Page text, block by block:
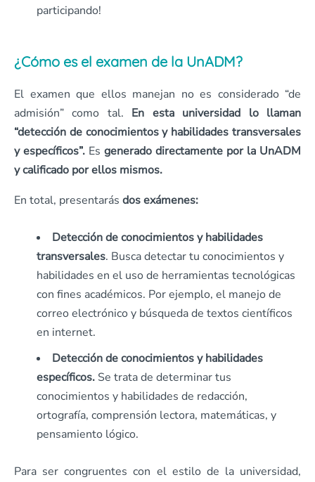
participando!
¿Cómo es el examen de la UnADM?
El examen que ellos manejan no es considerado “de
admisión” como tal. En esta universidad lo llaman
“detección de conocimientos y habilidades transversales
y específicos”. Es generado directamente por la UnADM
y calificado por ellos mismos.
En total, presentarás dos exámenes:
Detección de conocimientos y habilidades
transversales. Busca detectar tu conocimientos y
habilidades en el uso de herramientas tecnológicas
con fines académicos. Por ejemplo, el manejo de
correo electrónico y búsqueda de textos científicos
en internet.
Detección de conocimientos y habilidades
específicos. Se trata de determinar tus
conocimientos y habilidades de redacción,
ortografía, comprensión lectora, matemáticas, y
pensamiento lógico.
Para ser congruentes con el estilo de la universidad,